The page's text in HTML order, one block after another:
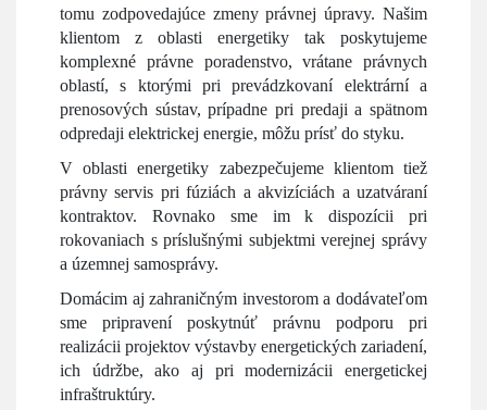
tomu zodpovedajúce zmeny právnej úpravy. Našim
klientom z oblasti energetiky tak poskytujeme
komplexné právne poradenstvo, vrátane právnych
oblastí, s ktorými pri prevádzkovaní elektrární a
prenosových sústav, prípadne pri predaji a spätnom
odpredaji elektrickej energie, môžu prísť do styku.
V oblasti energetiky zabezpečujeme klientom tiež
právny servis pri fúziách a akvizíciách a uzatváraní
kontraktov. Rovnako sme im k dispozícii pri
rokovaniach s príslušnými subjektmi verejnej správy
a územnej samosprávy.
Domácim aj zahraničným investorom a dodávateľom
sme pripravení poskytnúť právnu podporu pri
realizácii projektov výstavby energetických zariadení,
ich údržbe, ako aj pri modernizácii energetickej
infraštruktúry.